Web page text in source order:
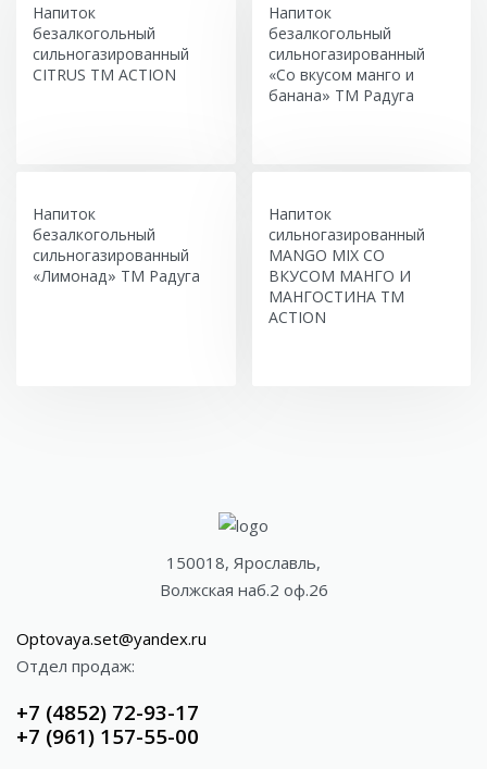
Напиток
безалкогольный
сильногазированный
CITRUS ТМ ACTION
Напиток
безалкогольный
сильногазированный
«Со вкусом манго и
банана» ТМ Радуга
Напиток
безалкогольный
сильногазированный
«Лимонад» ТМ Радуга
Напиток
сильногазированный
MANGO MIX СО
ВКУСОМ МАНГО И
МАНГОСТИНА ТМ
ACTION
150018, Ярославль,
Волжская наб.2 оф.26
Optovaya.set@yandex.ru
Отдел продаж:
+7 (4852) 72-93-17
+7 (961) 157-55-00